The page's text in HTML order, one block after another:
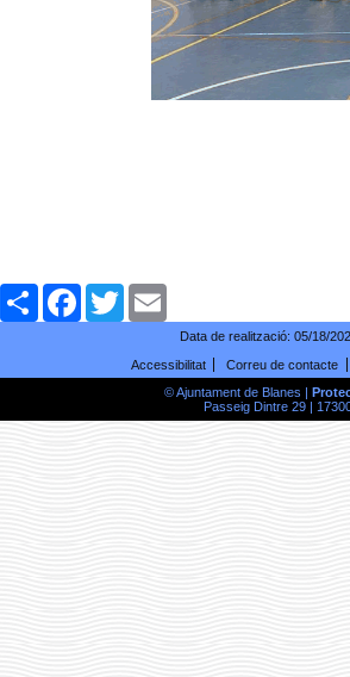
ComparteixFacebookTwitter
Data de realització: 05/18/
Accessibilitat
Correu de contacte
© Ajuntament de Blanes |
Passeig Dintre 29 |